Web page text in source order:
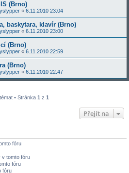
(Brno)
« 6.11.2010 23:04
baskytara, klavír (Brno)
« 6.11.2010 23:00
(Brno)
« 6.11.2010 22:59
(Brno)
« 6.11.2010 22:47
• Stránka 1 z 1
Přejít na
fóru
tomto fóru
fóru
fóru